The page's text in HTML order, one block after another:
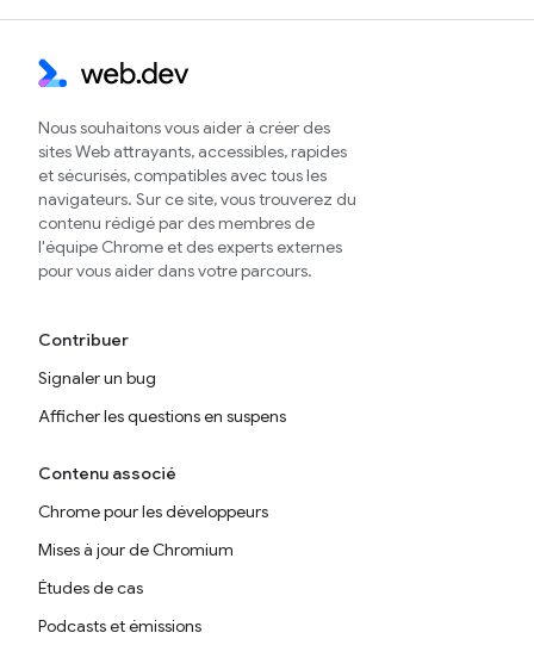
Nous souhaitons vous aider à créer des
sites Web attrayants, accessibles, rapides
et sécurisés, compatibles avec tous les
navigateurs. Sur ce site, vous trouverez du
contenu rédigé par des membres de
l'équipe Chrome et des experts externes
pour vous aider dans votre parcours.
Contribuer
Signaler un bug
Afficher les questions en suspens
Contenu associé
Chrome pour les développeurs
Mises à jour de Chromium
Études de cas
Podcasts et émissions